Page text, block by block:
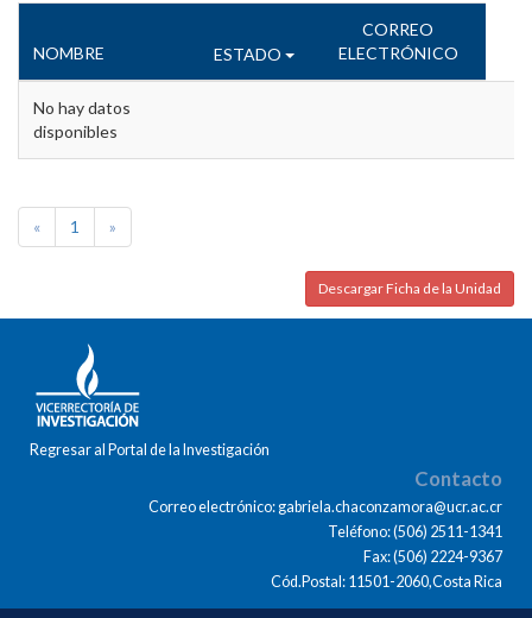
NOMBRE ESTADO
CORREO
ELECTRÓNICO
No hay datos
disponibles
« 1 »
Descargar Ficha de la Unidad
Regresar al Portal de la Investigación
Contacto
Correo electrónico: gabriela.chaconzamora@ucr.ac.cr
Teléfono: (506) 2511-1341
Fax: (506) 2224-9367
Cód.Postal: 11501-2060,Costa Rica